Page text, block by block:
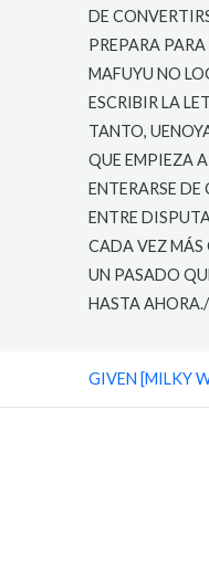
DE
PREPARA
MAFUYU NO
ESCRIBIR LA
TANTO,
QUE EMPIEZA A
ENTERARSE DE
ENTRE
CADA VEZ MÁS
UN PASADO
HASTA AHORA./
GIVEN [MILKY